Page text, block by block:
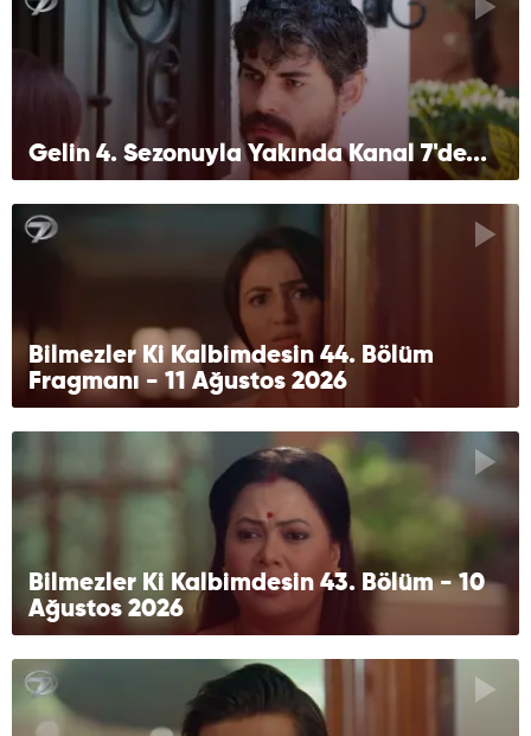
Gelin 4. Sezonuyla Yakında Kanal 7'de...
Bilmezler Ki Kalbimdesin 44. Bölüm
Fragmanı - 11 Ağustos 2026
Bilmezler Ki Kalbimdesin 43. Bölüm - 10
Ağustos 2026